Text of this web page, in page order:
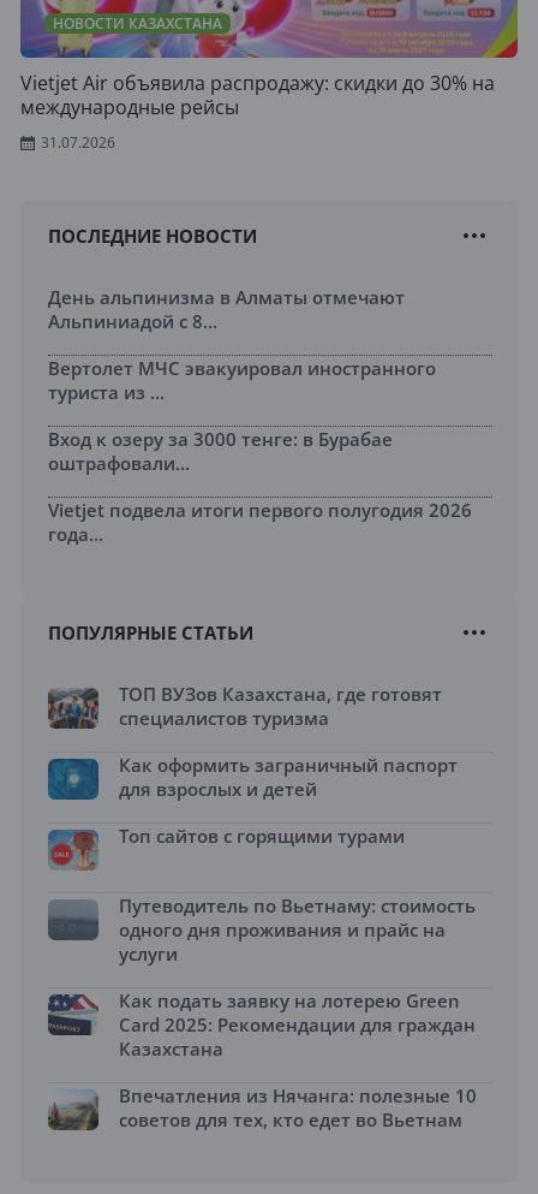
НОВОСТИ КАЗАХСТАНА
Vietjet Air объявила распродажу: скидки до 30% на
международные рейсы
31.07.2026
ПОСЛЕДНИЕ НОВОСТИ
День альпинизма в Алматы отмечают
Альпиниадой с 8...
Вертолет МЧС эвакуировал иностранного
туриста из ...
Вход к озеру за 3000 тенге: в Бурабае
оштрафовали...
Vietjet подвела итоги первого полугодия 2026
года...
ПОПУЛЯРНЫЕ СТАТЬИ
ТОП ВУЗов Казахстана, где готовят
специалистов туризма
Как оформить заграничный паспорт
для взрослых и детей
Топ сайтов с горящими турами
Путеводитель по Вьетнаму: стоимость
одного дня проживания и прайс на
услуги
Как подать заявку на лотерею Green
Card 2025: Рекомендации для граждан
Казахстана
Впечатления из Нячанга: полезные 10
советов для тех, кто едет во Вьетнам